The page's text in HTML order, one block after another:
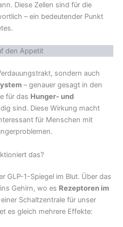
Diese Zellen sind für die
– ein bedeutender Punkt
den Appetit
sondern auch
– genauer gesagt in den
für das Hunger- und
sind. Diese Wirkung macht
für Menschen mit
das?
GLP-1-Spiegel im Blut. Über das
Gehirn, wo es Rezeptoren im
Schaltzentrale für unser
es gleich mehrere Effekte: